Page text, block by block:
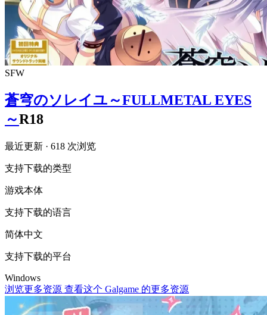
SFW
蒼穹のソレイユ～FULLMETAL EYES
～R18
最近更新 · 618 次浏览
支持下载的类型
游戏本体
支持下载的语言
简体中文
支持下载的平台
Windows
浏览更多资源 查看这个 Galgame 的更多资源